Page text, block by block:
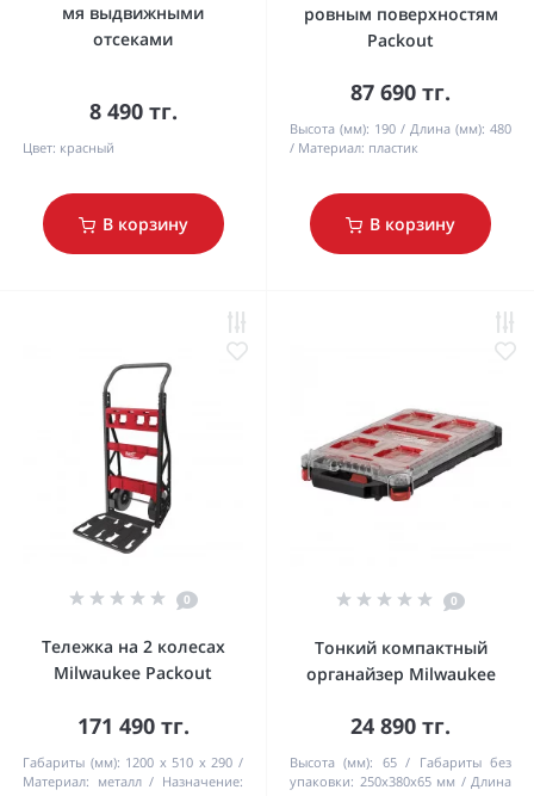
мя выдвижными
отсеками
8 490 тг.
Цвет: красный
В корзину
ровным поверхностям
Packout
87 690 тг.
Высота (мм): 190 Длина (мм): 480
Материал: пластик
В корзину
0
Тележка на 2 колесах
Milwaukee Packout
171 490 тг.
Габариты (мм): 1200 x 510 x 290
Материал: металл
Назначение:
0
Тонкий компактный
органайзер Milwaukee
24 890 тг.
Высота (мм): 65
Габариты без
упаковки: 250х380х65 мм
Длина